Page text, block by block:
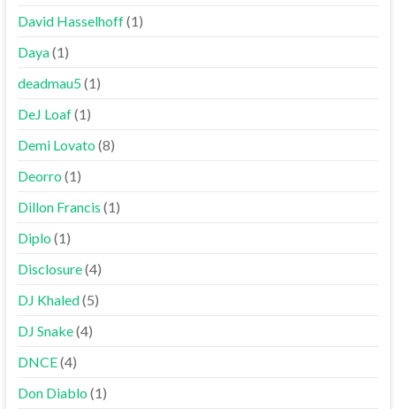
David Hasselhoff(1)
Daya(1)
deadmau5(1)
DeJ Loaf(1)
Demi Lovato(8)
Deorro(1)
Dillon Francis (1)
Diplo(1)
Disclosure(4)
DJ Khaled(5)
DJ Snake(4)
DNCE(4)
Don Diablo(1)